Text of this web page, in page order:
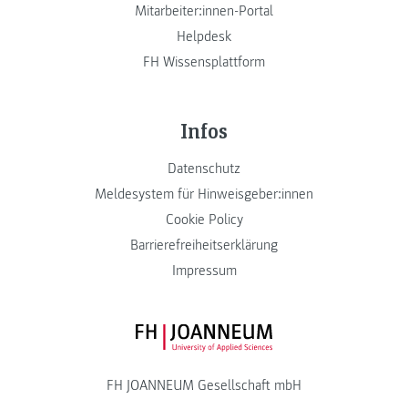
Mitarbeiter:innen-Portal
Helpdesk
FH Wissensplattform
Infos
Datenschutz
Meldesystem für Hinweisgeber:innen
Cookie Policy
Barrierefreiheitserklärung
Impressum
FH JOANNEUM Logo
FH JOANNEUM Gesellschaft mbH